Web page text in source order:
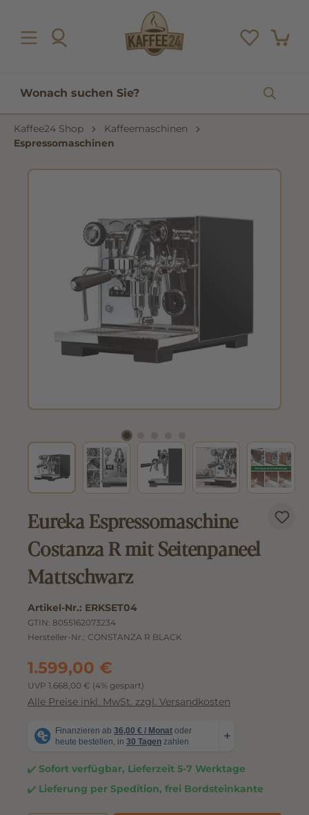
Kaffee24 Shop
Kaffeemaschinen
Espressomaschinen
Eureka Espressomaschine
Costanza R mit Seitenpaneel
Mattschwarz
Artikel-Nr.: ERKSET04
GTIN: 8055162073234
Hersteller-Nr.: CONSTANZA R BLACK
1.599,00 €
UVP 1.668,00 € (4% gespart)
Alle Preise inkl. MwSt. zzgl. Versandkosten
Sofort verfügbar, Lieferzeit 5-7 Werktage
Lieferung per Spedition, frei Bordsteinkante